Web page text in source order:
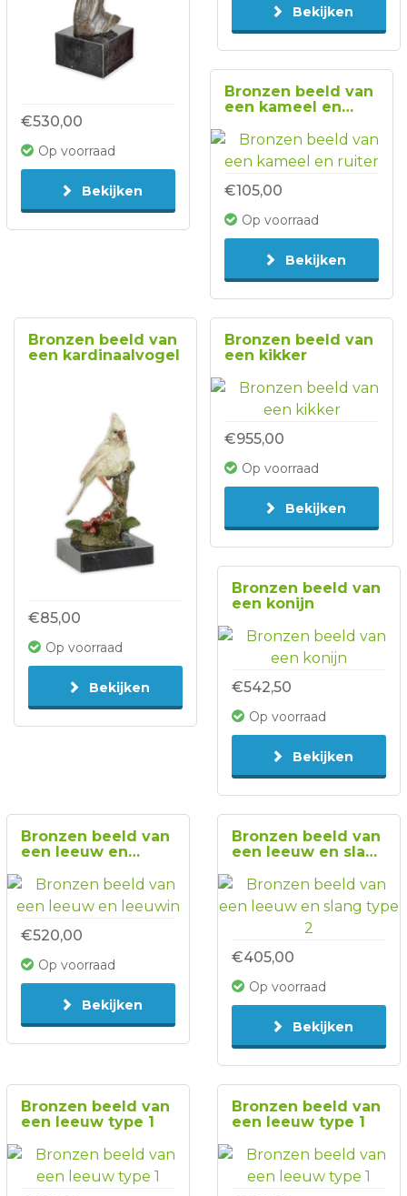
€530,00
Op voorraad
Bekijken
Bekijken
Bronzen beeld van
een kameel en
€105,00
Op voorraad
Bekijken
Bronzen beeld van
een kardinaalvogel
€85,00
Op voorraad
Bekijken
Bronzen beeld van
een kikker
€955,00
Op voorraad
Bekijken
Bronzen beeld van
een konijn
€542,50
Op voorraad
Bekijken
Bronzen beeld van
een leeuw en
€520,00
Op voorraad
Bekijken
Bronzen beeld van
een leeuw en slang
€405,00
Op voorraad
Bekijken
Bronzen beeld van
een leeuw type 1
Bronzen beeld van
een leeuw type 1